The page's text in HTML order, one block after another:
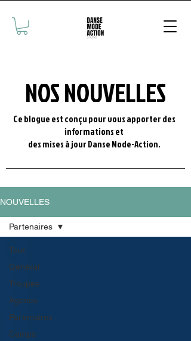
NOS NOUVELLES
Ce blogue est conçu pour vous apporter des
informations et
des mises à jour Danse Mode-Action.
NOUVELLES
Tout
Général
Troupes
Agence
Partenaires
Camps
Partenaires